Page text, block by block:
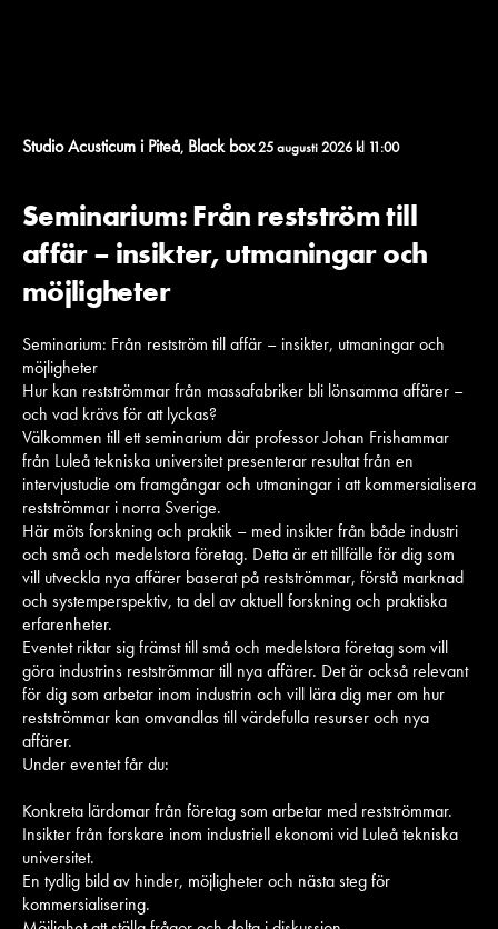
Studio Acusticum i Piteå, Black box25 augusti 2026 kl 11:00
Seminarium: Från restström till
affär – insikter, utmaningar och
möjligheter
Seminarium: Från restström till affär – insikter, utmaningar och
möjligheter
Hur kan restströmmar från massafabriker bli lönsamma affärer –
och vad krävs för att lyckas?
Välkommen till ett seminarium där professor Johan Frishammar
från Luleå tekniska universitet presenterar resultat från en
intervjustudie om framgångar och utmaningar i att kommersialisera
restströmmar i norra Sverige.
Här möts forskning och praktik – med insikter från både industri
och små och medelstora företag. Detta är ett tillfälle för dig som
vill utveckla nya affärer baserat på restströmmar, förstå marknad
och systemperspektiv, ta del av aktuell forskning och praktiska
erfarenheter.
Eventet riktar sig främst till små och medelstora företag som vill
göra industrins restströmmar till nya affärer. Det är också relevant
för dig som arbetar inom industrin och vill lära dig mer om hur
restströmmar kan omvandlas till värdefulla resurser och nya
affärer.
Under eventet får du:
Konkreta lärdomar från företag som arbetar med restströmmar.
Insikter från forskare inom industriell ekonomi vid Luleå tekniska
universitet.
En tydlig bild av hinder, möjligheter och nästa steg för
kommersialisering.